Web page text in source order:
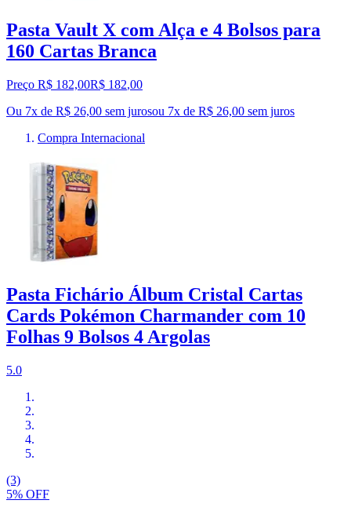
Pasta Vault X com Alça e 4 Bolsos para
160 Cartas Branca
Preço R$ 182,00R$ 182,00
Ou 7x de R$ 26,00 sem jurosou 7x de R$ 26,00 sem juros
Compra Internacional
Pasta Fichário Álbum Cristal Cartas
Cards Pokémon Charmander com 10
Folhas 9 Bolsos 4 Argolas
5.0
(3)
5% OFF